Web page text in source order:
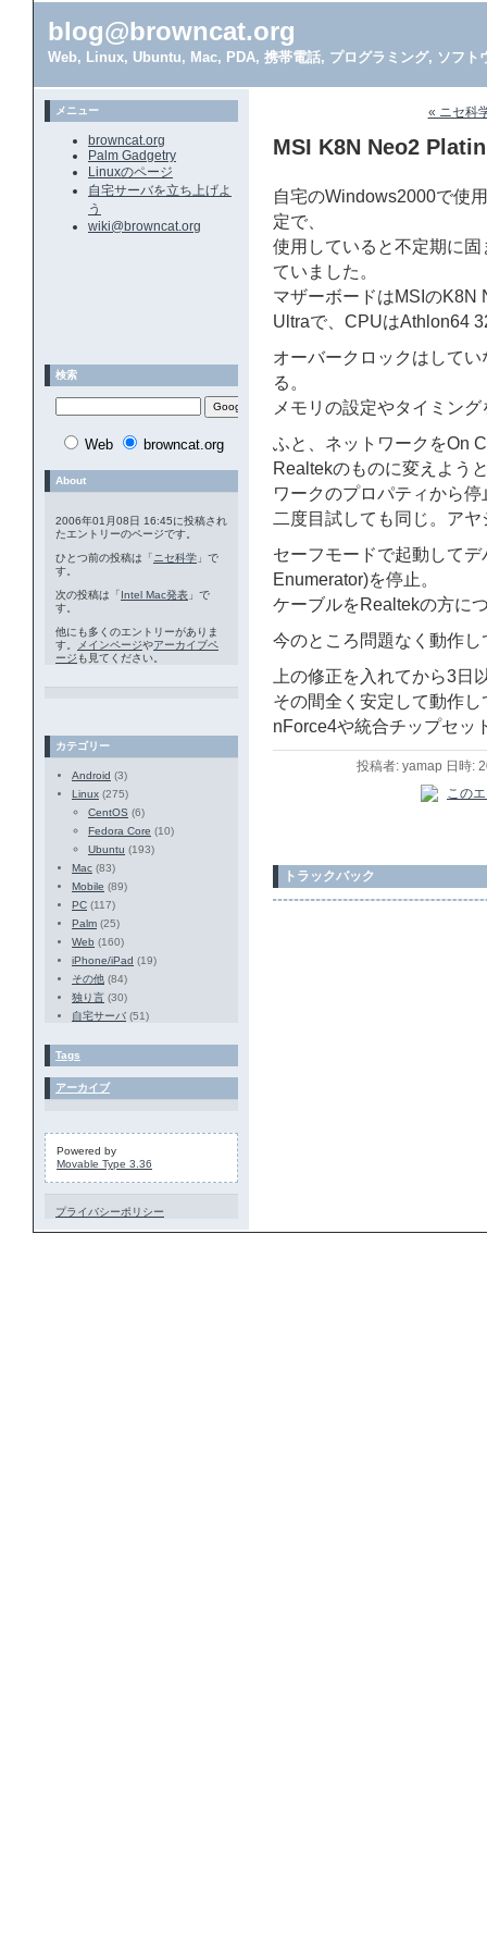
blog@browncat.org
Web, Linux, Ubuntu, Mac, PDA, 携帯電話, プログラミング, ソフト
« ニセ科
MSI K8N Neo2
自宅のWindows2000で使
定で、
使用していると不定期に
ていました。
マザーボードはMSIのK8N
Ultraで、CPUはAthlon64
オーバークロックはして
る。
メモリの設定やタイミン
ふと、ネットワークをOn
Realtekのものに変えよう
ワークのプロパティから
二度目試しても同じ。ア
セーフモードで起動して
Enumerator)を停止。
ケーブルをRealtekの方に
今のところ問題なく動作
上の修正を入れてから3日
その間全く安定して動作
nForce4や統合チップセッ
投稿者: yamap 日時:
トラックバック
メニュー
browncat.org
Palm Gadgetry
Linuxのページ
自宅サーバを立ち上げよ
う
wiki@browncat.org
検索
Web browncat.org
About
2006年01月08日 16:45に投稿され
たエントリーのページです。
ひとつ前の投稿は「 ニセ科学 」で
す。
次の投稿は「Intel Mac発表 」で
す。
他にも多くのエントリーがありま
す。
メインページやアーカイブペ
ージ も見てください。
カテゴリー
Android (3)
Linux (275)
CentOS (6)
Fedora Core (10)
Ubuntu (193)
Mac (83)
Mobile (89)
PC (117)
Palm (25)
Web (160)
iPhone/iPad (19)
その他 (84)
独り言 (30)
自宅サーバ (51)
Tags
アーカイブ
Powered by
Movable Type 3.36
プライバシーポリシー